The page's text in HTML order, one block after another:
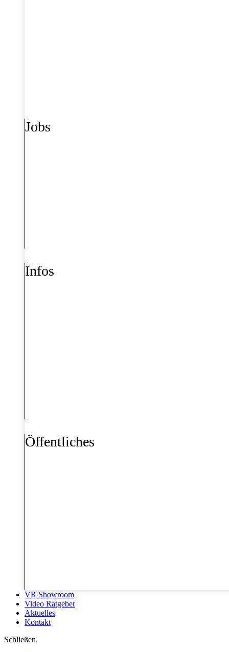
Jobs
Infos
Öffentliches
VR Showroom
Video Ratgeber
Aktuelles
Kontakt
Schließen